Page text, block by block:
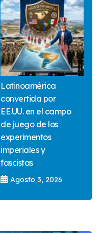
Latinoamérica
convertida por
EE.UU. en el campo
de juego de los
experimentos
imperiales y
fascistas
Agosto 3, 2026